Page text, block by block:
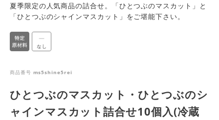
夏季限定の人気商品の詰合せ。「ひとつぶのマスカット」と
「ひとつぶのシャインマスカット」をご堪能下さい。
商品番号 ms5shine5rei
ひとつぶのマスカット・ひとつぶのシ
ャインマスカット詰合せ10個入(冷蔵